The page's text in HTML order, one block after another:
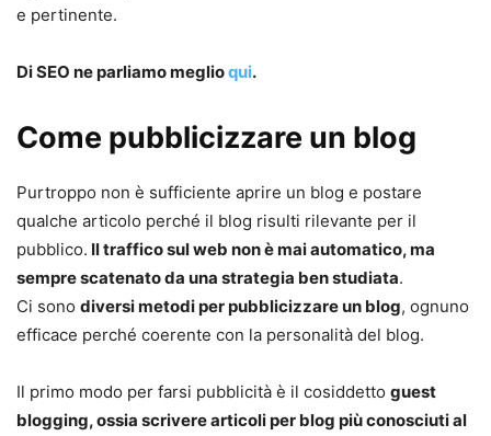
e pertinente.
Di SEO ne parliamo meglioqui.
Come pubblicizzare un blog
Purtroppo non è sufficiente aprire un blog e postare
qualche articolo perché il blog risulti rilevante per il
pubblico. Il traffico sul web non è mai automatico, ma
sempre scatenato da una strategia ben studiata.
Ci sono diversi metodi per pubblicizzare un blog, ognuno
efficace perché coerente con la personalità del blog.
Il primo modo per farsi pubblicità è il cosiddetto guest
blogging, ossia scrivere articoli per blog più conosciuti al